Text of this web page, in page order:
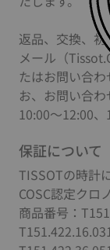
返品、交換、
メール（
たはお問い合
お、お問い合
10:00～12:00、
保証について
TISSOTの時計
COSC認定クロ
商品番号：